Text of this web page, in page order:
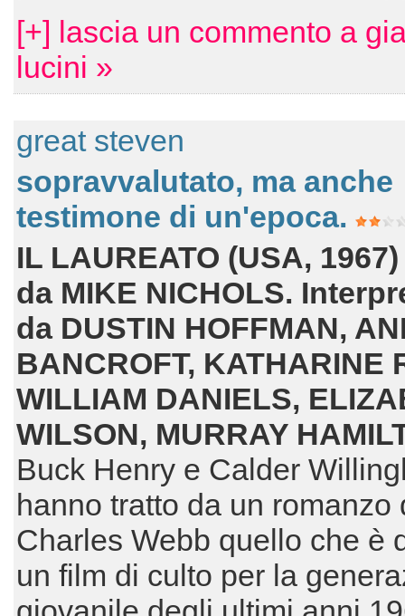
[+] lascia un commento a
lucini »
great steven
sopravvalutato, ma anche
testimone di un'epoca.
IL LAUREATO (USA,
da MIKE NICHOLS.
da DUSTIN HOFFMAN,
BANCROFT, KATHARINE
WILLIAM DANIELS,
WILSON, MURRAY
Buck Henry e Calder
hanno tratto da un romanzo
Charles Webb quello che è
un film di culto per la